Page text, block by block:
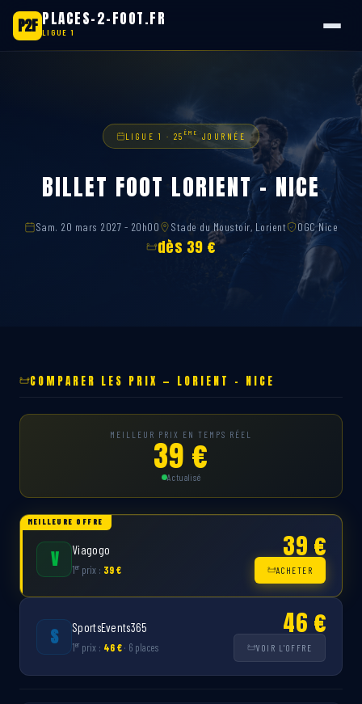
P2F PLACES-2-FOOT.FR
LIGUE 1
LIGUE 1 · 25 ÈME JOURNÉE
BILLET FOOT LORIENT – NICE
Sam. 20 mars 2027 - 20h00 Stade du Moustoir, Lorient OGC Nice
dès 39 €
COMPARER LES PRIX — LORIENT – NICE
MEILLEUR PRIX EN TEMPS RÉEL
39 €
Actualisé
MEILLEURE OFFRE
V Viagogo
1er prix : 39 €
39 €
ACHETER
S SportsEvents365
1er prix : 46 €· 6 places
46 €
VOIR L'OFFRE